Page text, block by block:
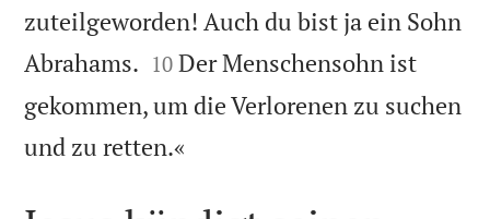
zuteilgeworden! Auch du bist ja ein Sohn
Abrahams. 

10 Der Menschensohn ist
gekommen, um die Verlorenen zu suchen
und zu retten.«